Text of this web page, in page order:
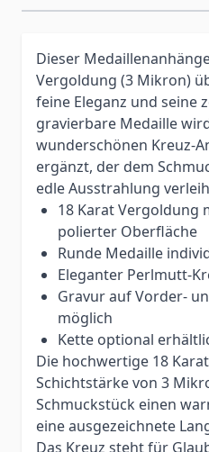
Dieser
Vergoldung (3 Mikron)
feine Eleganz und seine
gravierbare Medaille
wunderschönen Kreuz-
ergänzt, der dem
edle Ausstrahlung
18 Karat Vergoldung
polierter Oberfläche
Runde Medaille
Eleganter Perlmutt-
Gravur auf Vorder-
möglich
Kette optional
Die hochwertige 18
Schichtstärke von 3
Schmuckstück einen
eine ausgezeichnete
Das Kreuz steht für